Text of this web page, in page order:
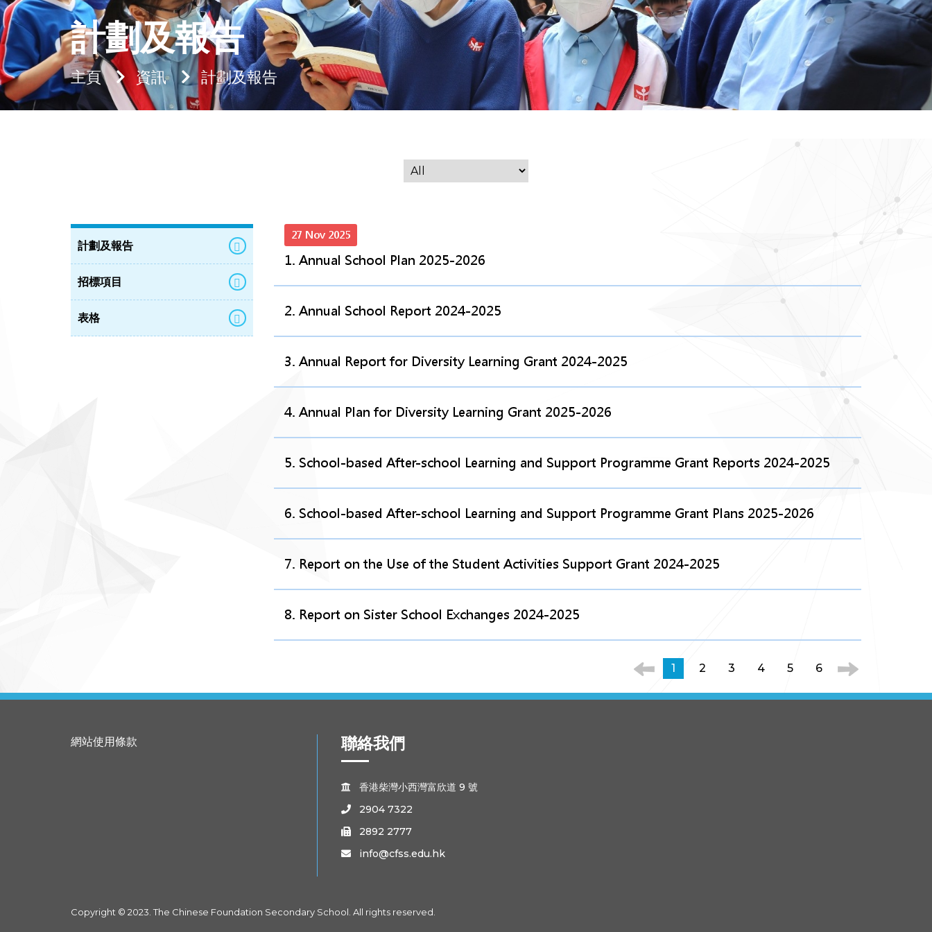
計劃及報告
主頁 資訊 計劃及報告
計劃及報告
招標項目
表格
27 Nov 2025
1. Annual School Plan 2025-2026
2. Annual School Report 2024-2025
3. Annual Report for Diversity Learning Grant 2024-2025
4. Annual Plan for Diversity Learning Grant 2025-2026
5. School-based After-school Learning and Support Programme Grant Reports 2024-2025
6. School-based After-school Learning and Support Programme Grant Plans 2025-2026
7. Report on the Use of the Student Activities Support Grant 2024-2025
8. Report on Sister School Exchanges 2024-2025
1 2 3 4 5 6
網站使用條款 聯絡我們
 香港柴灣小西灣富欣道 9 號
 2904 7322
 2892 2777
 info@cfss.edu.hk
Copyright © 2023. The Chinese Foundation Secondary School. All rights reserved.